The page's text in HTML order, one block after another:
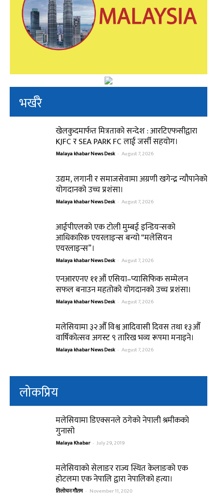
भर्खरै
खेलकुदमार्फत मित्रताको सन्देश : आरटिएफसीद्वारा
KJFC र SEA PARK FC लाई जर्सी सहयोग।
Malaya khabar News Desk - August 7, 2026
उद्यम, लगानी र समाजसेवामा अग्रणी खगेन्द्र न्यौपानेको
योगदानको उच्च प्रशंसा।
Malaya khabar News Desk - August 7, 2026
आईपीएलको एक टोली मुम्बई इन्डियन्सको
आधिकारिक एयरलाइन्स बन्यो “मलेसियन
एयरलाइन्स”।
Malaya khabar News Desk - August 7, 2026
एनआरएनए ११औं एसिया–प्यासिफिक सम्मेलन
सफल बनाउन महतोको योगदानको उच्च प्रशंसा।
Malaya khabar News Desk - August 7, 2026
मलेसियामा ३२औँ विश्व आदिवासी दिवस तथा १३औँ
वार्षिकोत्सव अगस्ट ९ तारिख भव्य रूपमा मनाइने।
Malaya khabar News Desk - August 7, 2026
लोकप्रिय
मलेसियामा डिएक्सनले ठगेको नेपाली श्रमीकको
गुनासो
Malaya Khabar - July 29, 2019
मलेसियाको सेलाङर राज्य स्थित केलाङको एक
होटलमा एक नेपालि द्वारा नेपालिको हत्या।
तिलोचन गौतम - November 11, 2020